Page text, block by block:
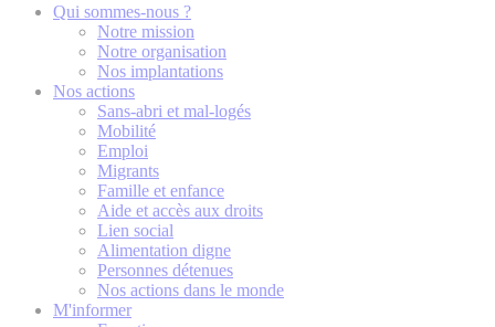
Qui sommes-nous ?
Notre mission
Notre organisation
Nos implantations
Nos actions
Sans-abri et mal-logés
Mobilité
Emploi
Migrants
Famille et enfance
Aide et accès aux droits
Lien social
Alimentation digne
Personnes détenues
Nos actions dans le monde
M'informer